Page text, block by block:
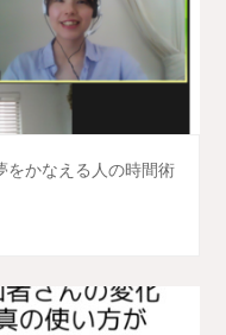
をかなえる人の時間術